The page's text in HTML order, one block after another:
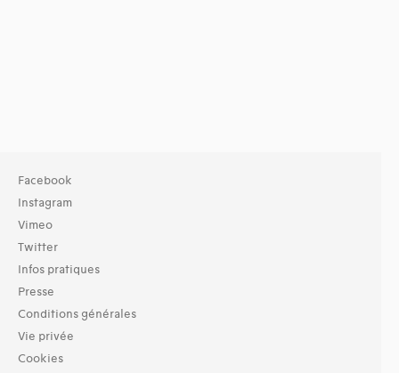
Facebook
Instagram
Vimeo
Twitter
Infos pratiques
Presse
Conditions générales
Vie privée
Cookies